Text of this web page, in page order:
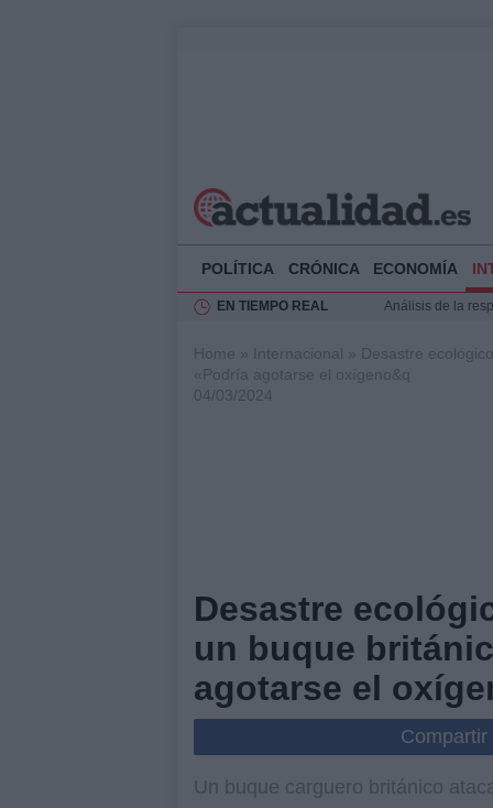
POLÍTICA CRÓNICA ECONOMÍA
EN TIEMPO REAL
Análisis de la
Felipe VI recibe
Home » Internacional » Desastre
«Podría agotarse el oxígeno&q
04/03/2024
Desastre
un buque
agotarse el
Un buque carguero británico